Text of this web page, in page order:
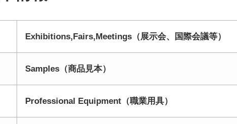
Exhibitions,Fairs,Meetings（展示会、国際会議等）
Samples（商品見本）
Professional Equipment（職業用具）